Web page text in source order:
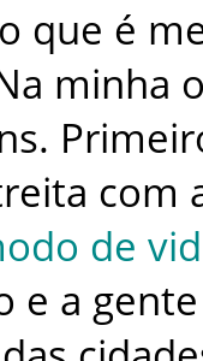
o que é
minha
.
com
de
e a gente